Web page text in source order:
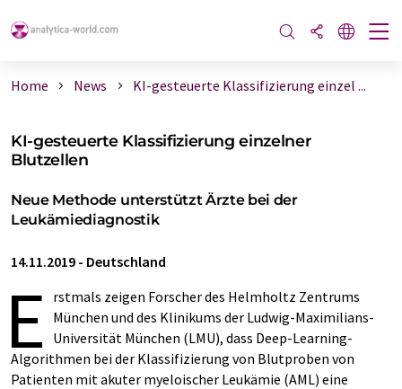
Home News KI-gesteuerte Klassifizierung einzel ...
KI-gesteuerte Klassifizierung einzelner
Blutzellen
Neue Methode unterstützt Ärzte bei der
Leukämiediagnostik
14.11.2019 - Deutschland
E
rstmals zeigen Forscher des Helmholtz Zentrums
München und des Klinikums der Ludwig-Maximilians-
Universität München (LMU), dass Deep-Learning-
Algorithmen bei der Klassifizierung von Blutproben von
Patienten mit akuter myeloischer Leukämie (AML) eine